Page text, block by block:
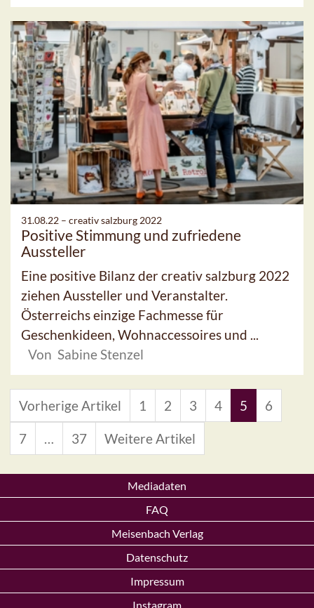
31.08.22 – creativ salzburg 2022
Positive Stimmung und zufriedene
Aussteller
Eine positive Bilanz der creativ salzburg 2022
ziehen Aussteller und Veranstalter.
Österreichs einzige Fachmesse für
Geschenkideen, Wohnaccessoires und ...
Von Sabine Stenzel
Vorherige Artikel 1 2 3 4 5 6
7 … 37 Weitere Artikel
Mediadaten
FAQ
Meisenbach Verlag
Datenschutz
Impressum
Instagram